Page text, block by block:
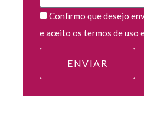
Confirmo que desejo
e aceito os termos de uso